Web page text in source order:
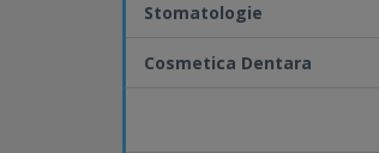
Cosmetica dentara
- Fatetari ceramic si composite.
Stomatologie
Cosmetica Dentara